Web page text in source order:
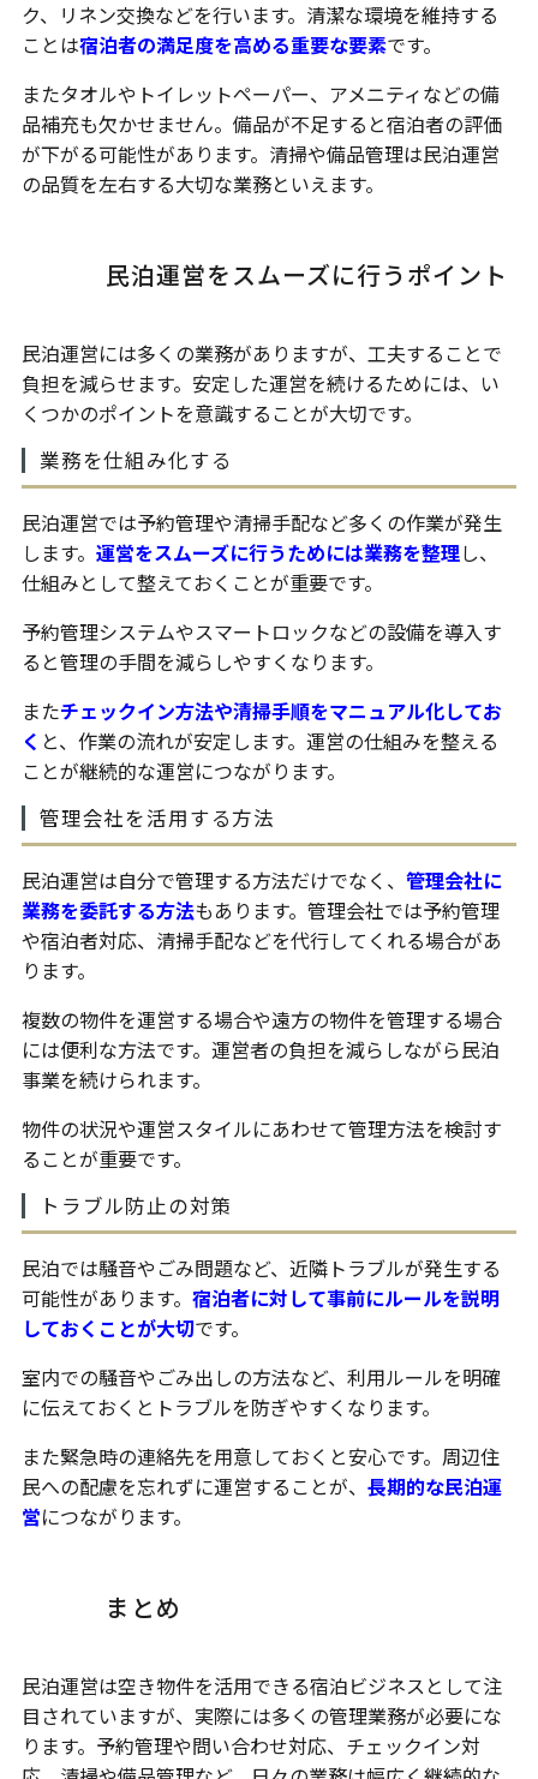
ク、リネン交換などを行います。清潔な環境を維持する
ことは宿泊者の満足度を高める重要な要素です。
またタオルやトイレットペーパー、アメニティなどの備
品補充も欠かせません。備品が不足すると宿泊者の評価
が下がる可能性があります。清掃や備品管理は民泊運営
の品質を左右する大切な業務といえます。
民泊運営をスムーズに行うポイント
民泊運営には多くの業務がありますが、工夫することで
負担を減らせます。安定した運営を続けるためには、い
くつかのポイントを意識することが大切です。
業務を仕組み化する
民泊運営では予約管理や清掃手配など多くの作業が発生
します。 運営をスムーズに行うためには業務を整理し、
仕組みとして整えておくことが重要です。
予約管理システムやスマートロックなどの設備を導入す
ると管理の手間を減らしやすくなります。
またチェックイン方法や清掃手順をマニュアル化してお
く と、作業の流れが安定します。運営の仕組みを整える
ことが継続的な運営につながります。
管理会社を活用する方法
民泊運営は自分で管理する方法だけでなく、 管理会社に
業務を委託する方法もあります。管理会社では予約管理
や宿泊者対応、清掃手配などを代行してくれる場合があ
ります。
複数の物件を運営する場合や遠方の物件を管理する場合
には便利な方法です。運営者の負担を減らしながら民泊
事業を続けられます。
物件の状況や運営スタイルにあわせて管理方法を検討す
ることが重要です。
トラブル防止の対策
民泊では騒音やごみ問題など、近隣トラブルが発生する
可能性があります。 宿泊者に対して事前にルールを説明
しておくことが大切です。
室内での騒音やごみ出しの方法など、利用ルールを明確
に伝えておくとトラブルを防ぎやすくなります。
また緊急時の連絡先を用意しておくと安心です。周辺住
民への配慮を忘れずに運営することが、 長期的な民泊運
営につながります。
まとめ
民泊運営は空き物件を活用できる宿泊ビジネスとして注
目されていますが、実際には多くの管理業務が必要にな
ります。予約管理や問い合わせ対応、チェックイン対